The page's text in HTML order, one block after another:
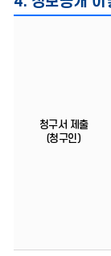
청구서 제출
(청구인)